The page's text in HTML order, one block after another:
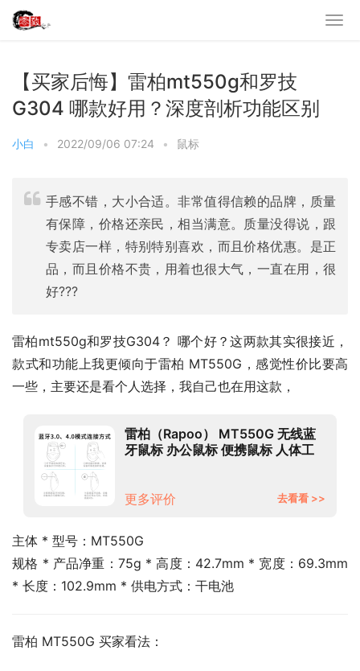
【买家后悔】雷柏mt550g和罗技
G304 哪款好用？深度剖析功能区别
小白 • 2022/09/06 07:24 • 鼠标
手感不错，大小合适。非常值得信赖的品牌，质量
有保障，价格还亲民，相当满意。质量没得说，跟
专卖店一样，特别特别喜欢，而且价格优惠。是正
品，而且价格不贵，用着也很大气，一直在用，很
好???
雷柏mt550g和罗技G304？ 哪个好？这两款其实很接近，
款式和功能上我更倾向于雷柏 MT550G，感觉性价比要高
一些，主要还是看个人选择，我自己也在用这款，
雷柏（Rapoo） MT550G 无线蓝
牙鼠标 办公鼠标 便携鼠标 人体工
更多评价 去看看 >>
主体 * 型号：MT550G
规格 * 产品净重：75g * 高度：42.7mm * 宽度：69.3mm
* 长度：102.9mm * 供电方式：干电池
雷柏 MT550G 买家看法：